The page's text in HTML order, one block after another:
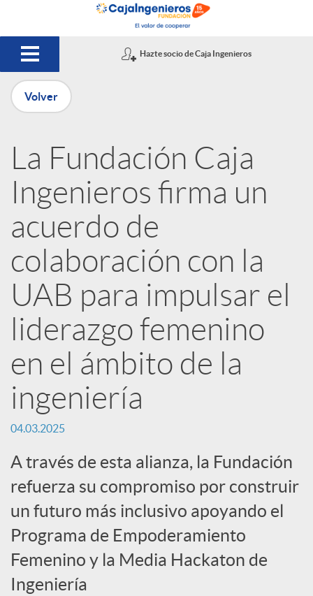
Saltar al contenido principal
Hazte socio de Caja Ingenieros
u
b
l
i
c
a
d
o
r
d
Volver
La Fundación Caja
Ingenieros firma un
acuerdo de
colaboración con la
UAB para impulsar el
liderazgo femenino
en el ámbito de la
ingeniería
04.03.2025
A través de esta alianza, la Fundación
refuerza su compromiso por construir
un futuro más inclusivo apoyando el
Programa de Empoderamiento
Femenino y la Media Hackaton de
Ingeniería